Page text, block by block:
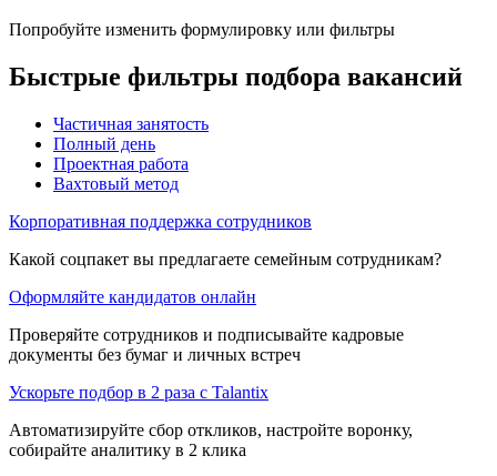
Попробуйте изменить формулировку или фильтры
Быстрые фильтры подбора вакансий
Частичная занятость
Полный день
Проектная работа
Вахтовый метод
Корпоративная поддержка сотрудников
Какой соцпакет вы предлагаете семейным сотрудникам?
Оформляйте кандидатов онлайн
Проверяйте сотрудников и подписывайте кадровые
документы без бумаг и личных встреч
Ускорьте подбор в 2 раза с Talantix
Автоматизируйте сбор откликов, настройте воронку,
собирайте аналитику в 2 клика